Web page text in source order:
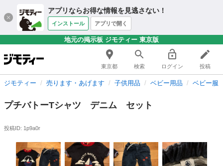
アプリならお得な情報を見逃さない！
インストール アプリで開く
地元の掲示板 ジモティー 東京版
東京都 検索 ログイン 投稿
ジモティー 売ります・あげます 子供用品 ベビー用品 ベビー服
プチバトーTシャツ デニム セット
投稿ID: 1p9a0r